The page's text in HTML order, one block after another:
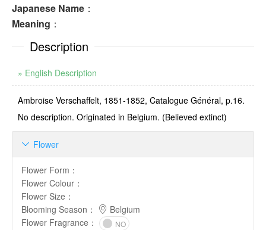
Japanese Name ：
Meaning ：
Description
» English Description
Ambroise Verschaffelt, 1851-1852, Catalogue Général, p.16.
No description. Originated in Belgium. (Believed extinct)
Flower

Flower Form ：
Flower Colour ：
Flower Size ：
Blooming Season ：
Belgium
Flower Fragrance ： NO